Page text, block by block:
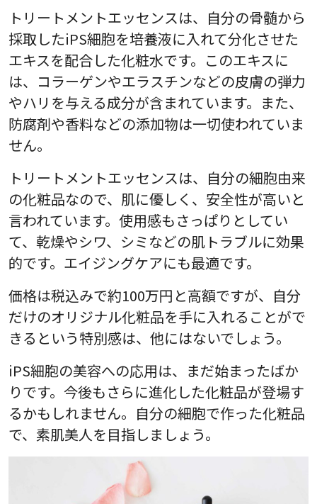
トリートメントエッセンスは、自分の骨髄から
採取したiPS細胞を培養液に入れて分化させた
エキスを配合した化粧水です。このエキスに
は、コラーゲンやエラスチンなどの皮膚の弾力
やハリを与える成分が含まれています。また、
防腐剤や香料などの添加物は一切使われていま
せん。
トリートメントエッセンスは、自分の細胞由来
の化粧品なので、肌に優しく、安全性が高いと
言われています。使用感もさっぱりとしてい
て、乾燥やシワ、シミなどの肌トラブルに効果
的です。エイジングケアにも最適です。
価格は税込みで約100万円と高額ですが、自分
だけのオリジナル化粧品を手に入れることがで
きるという特別感は、他にはないでしょう。
iPS細胞の美容への応用は、まだ始まったばか
りです。今後もさらに進化した化粧品が登場す
るかもしれません。自分の細胞で作った化粧品
で、素肌美人を目指しましょう。